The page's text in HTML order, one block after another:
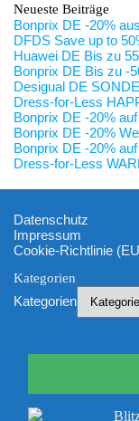
Neueste Beiträge
Bonprix DE -20%
DFDS Save up to
Huawei DE Bis zu
Bonprix DE Bis zu -
Desigual DE
Dress-for-Less
Bonprix DE -20%
Bonprix DE -20%
Bonprix DE -20%
Dress-for-Less
Datenschutz
Impressum
Cookie-Richtlinie
Kategorien
Kategorien